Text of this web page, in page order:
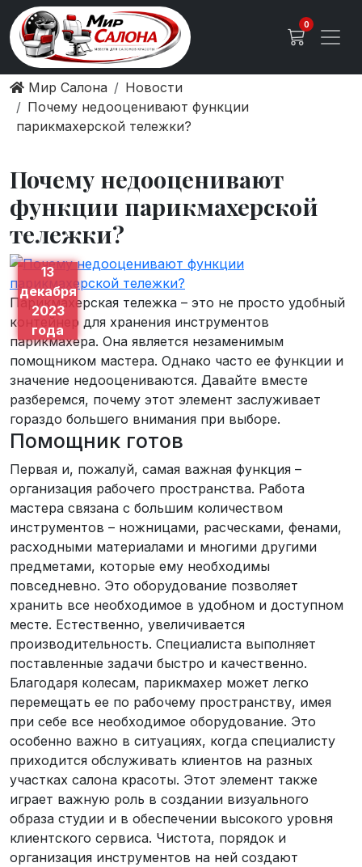
0
Мир Салона
Новости
Почему недооценивают функции
парикмахерской тележки?
Почему недооценивают
функции парикмахерской
тележки?
13
декабря
2023
года
Парикмахерская тележка – это не просто удобный
контейнер для хранения инструментов
парикмахера. Она является незаменимым
помощником мастера. Однако часто ее функции и
значение недооцениваются. Давайте вместе
разберемся, почему этот элемент заслуживает
гораздо большего внимания при выборе.
Помощник готов
Первая и, пожалуй, самая важная функция –
организация рабочего пространства. Работа
мастера связана с большим количеством
инструментов – ножницами, расческами, фенами,
расходными материалами и многими другими
предметами, которые ему необходимы
повседневно. Это оборудование позволяет
хранить все необходимое в удобном и доступном
месте. Естественно, увеличивается
производительность. Специалиста выполняет
поставленные задачи быстро и качественно.
Благодаря колесам, парикмахер может легко
перемещать ее по рабочему пространству, имея
при себе все необходимое оборудование. Это
особенно важно в ситуациях, когда специалисту
приходится обслуживать клиентов на разных
участках салона красоты. Этот элемент также
играет важную роль в создании визуального
образа студии и в обеспечении высокого уровня
клиентского сервиса. Чистота, порядок и
организация инструментов на ней создают